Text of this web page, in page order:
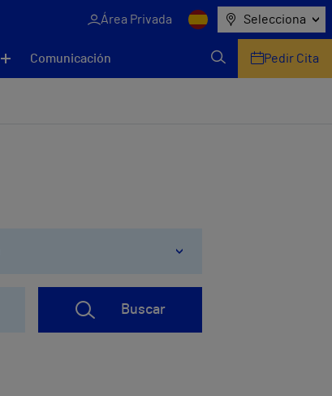
Área Privada Selecciona
Comunicación Pedir Cita
Buscar